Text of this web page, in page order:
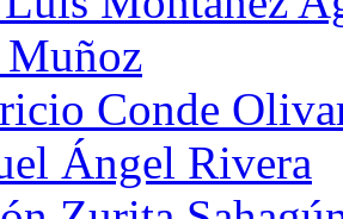
Conde
Ángel Rivera